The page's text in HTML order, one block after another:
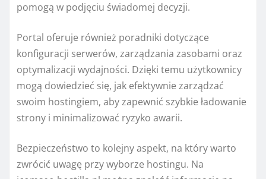
pomogą w podjęciu świadomej decyzji.
Portal oferuje również poradniki dotyczące
konfiguracji serwerów, zarządzania zasobami oraz
optymalizacji wydajności. Dzięki temu użytkownicy
mogą dowiedzieć się, jak efektywnie zarządzać
swoim hostingiem, aby zapewnić szybkie ładowanie
strony i minimalizować ryzyko awarii.
Bezpieczeństwo to kolejny aspekt, na który warto
zwrócić uwagę przy wyborze hostingu. Na